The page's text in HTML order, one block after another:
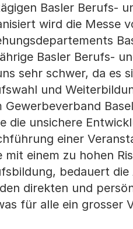
Basler Berufs-
wird die Messe
Basler Berufs-
sehr schwer, da es
und
Gewerbeverband
die unsichere
einer
mit einem zu hohen
bedauert
direkten und
für alle ein grosser